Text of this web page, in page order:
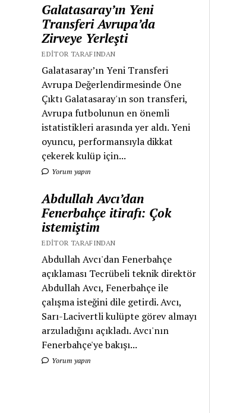
Galatasaray’ın Yeni
Transferi Avrupa’da
Zirveye Yerleşti
EDITOR TARAFINDAN
Galatasaray’ın Yeni Transferi
Avrupa Değerlendirmesinde Öne
Çıktı Galatasaray'ın son transferi,
Avrupa futbolunun en önemli
istatistikleri arasında yer aldı. Yeni
oyuncu, performansıyla dikkat
çekerek kulüp için...
Yorum yapın
Abdullah Avcı’dan
Fenerbahçe itirafı: Çok
istemiştim
EDITOR TARAFINDAN
Abdullah Avcı'dan Fenerbahçe
açıklaması Tecrübeli teknik direktör
Abdullah Avcı, Fenerbahçe ile
çalışma isteğini dile getirdi. Avcı,
Sarı-Lacivertli kulüpte görev almayı
arzuladığını açıkladı. Avcı'nın
Fenerbahçe'ye bakışı...
Yorum yapın